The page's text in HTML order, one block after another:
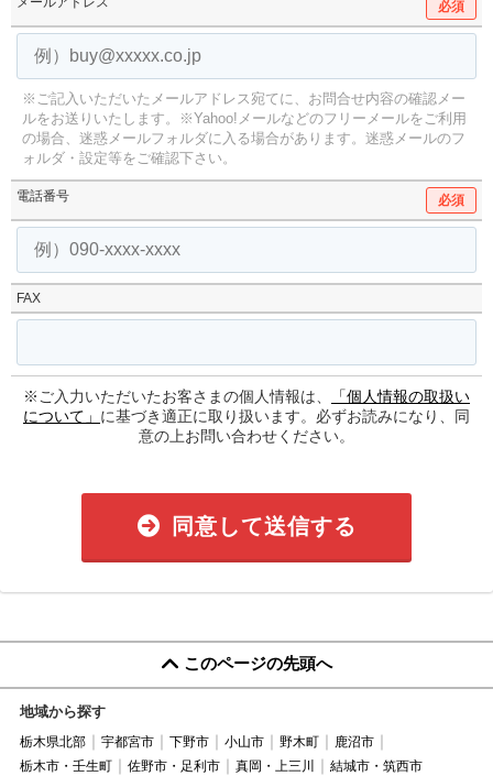
必須
※ご記入いただいたメールアドレス宛てに、お問合せ内容の確認メー
ルをお送りいたします。
※Yahoo!メールなどのフリーメールをご利用
の場合、迷惑メールフォルダに入る場合があります。 迷惑メールのフ
ォルダ・設定等をご確認下さい。
電話番号 必須
FAX
※ご入力いただいたお客さまの個人情報は、
「個人情報の取扱い
について」 に基づき適正に取り扱います。必ずお読みになり、同
意の上お問い合わせください。
同意して送信する
このページの先頭へ
地域から探す
栃木県北部 宇都宮市 下野市 小山市 野木町
鹿沼市
栃木市・壬生町
佐野市・足利市 真岡・上三川 結城市・筑西市